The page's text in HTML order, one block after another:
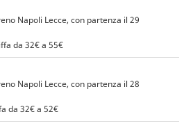
Napoli Lecce, con partenza il 29
da 32€ a 55€
Napoli Lecce, con partenza il 28
da 32€ a 52€